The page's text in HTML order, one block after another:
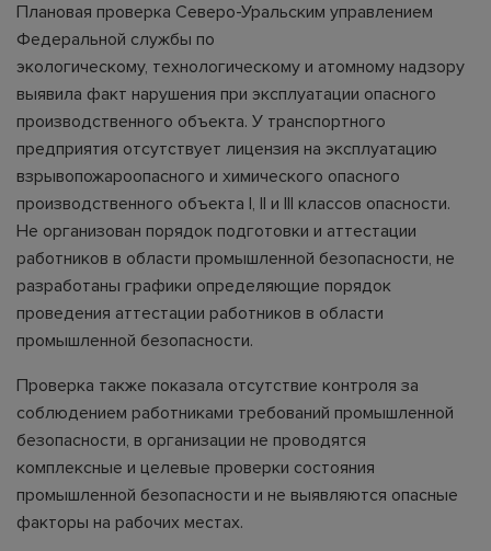
Плановая проверка Северо-Уральским управлением
Федеральной службы по
экологическому, технологическому и атомному надзору
выявила факт нарушения при эксплуатации опасного
производственного объекта. У транспортного
предприятия отсутствует лицензия на эксплуатацию
взрывопожароопасного и химического опасного
производственного объекта I, II и III классов опасности.
Не организован порядок подготовки и аттестации
работников в области промышленной безопасности, не
разработаны графики определяющие порядок
проведения аттестации работников в области
промышленной безопасности.
Проверка также показала отсутствие контроля за
соблюдением работниками требований промышленной
безопасности, в организации не проводятся
комплексные и целевые проверки состояния
промышленной безопасности и не выявляются опасные
факторы на рабочих местах.